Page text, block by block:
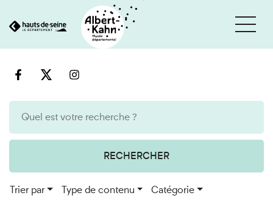
au
RECHERCHER
Trier par Type de contenu Catégorie
Cookies et traceurs utilisés sur ce site